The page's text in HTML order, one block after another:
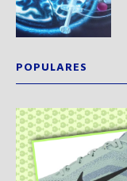
POPULARES